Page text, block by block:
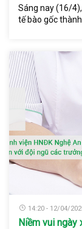
Sáng nay (16/
tế bào gốc thành
14:20 - 12/04/
Niềm vui ngày